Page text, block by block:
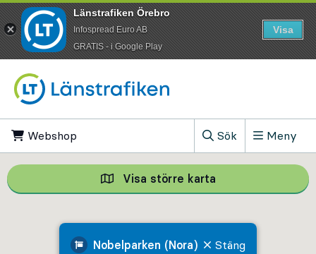
Webshop
Sök
, Visa sökfältet
Meny
Nobelparken (Nora) Stäng
Visa större karta Visa större
Länstrafiken Örebro
Infospread Euro AB
​GRATIS - i Google Play
Visa